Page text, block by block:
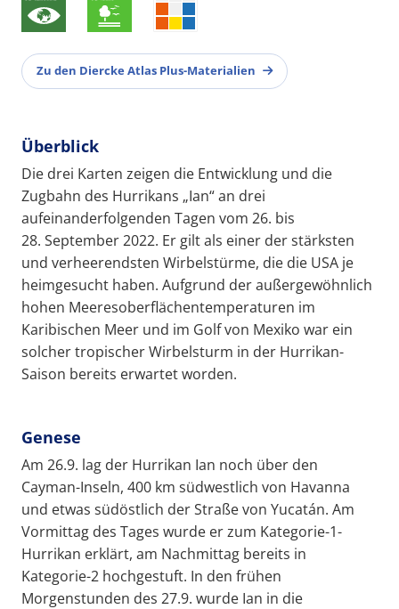
Zu den Diercke Atlas Plus-Materialien
Überblick
Die drei Karten zeigen die Entwicklung und die
Zugbahn des Hurrikans „Ian“ an drei
aufeinanderfolgenden Tagen vom 26. bis
28. September 2022. Er gilt als einer der stärksten
und verheerendsten Wirbelstürme, die die USA je
heimgesucht haben. Aufgrund der außergewöhnlich
hohen Meeresoberflächentemperaturen im
Karibischen Meer und im Golf von Mexiko war ein
solcher tropischer Wirbelsturm in der Hurrikan-
Saison bereits erwartet worden.
Genese
Am 26.9. lag der Hurrikan Ian noch über den
Cayman-Inseln, 400 km südwestlich von Havanna
und etwas südöstlich der Straße von Yucatán. Am
Vormittag des Tages wurde er zum Kategorie-1-
Hurrikan erklärt, am Nachmittag bereits in
Kategorie-2 hochgestuft. In den frühen
Morgenstunden des 27.9. wurde Ian in die